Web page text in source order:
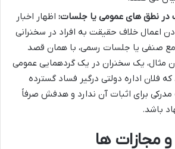
در نطق های عمومی یا جلسات: اظهار اخبار
اعمال خلاف حقیقت به افراد در سخنرانی
صنفی یا جلسات رسمی، با همان قصد
مثال، یک سخنران در یک گردهمایی عمومی
فلان اداره دولتی درگیر فساد گسترده
برای اثبات آن ندارد و هدفش صرفاً
باشد.
و مجازات ها